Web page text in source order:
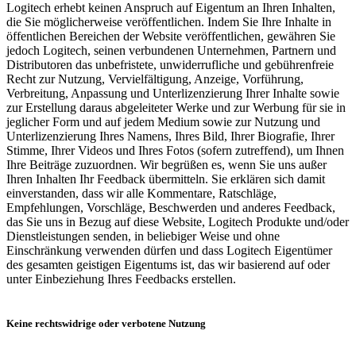
Logitech erhebt keinen Anspruch auf Eigentum an Ihren Inhalten,
die Sie möglicherweise veröffentlichen. Indem Sie Ihre Inhalte in
öffentlichen Bereichen der Website veröffentlichen, gewähren Sie
jedoch Logitech, seinen verbundenen Unternehmen, Partnern und
Distributoren das unbefristete, unwiderrufliche und gebührenfreie
Recht zur Nutzung, Vervielfältigung, Anzeige, Vorführung,
Verbreitung, Anpassung und Unterlizenzierung Ihrer Inhalte sowie
zur Erstellung daraus abgeleiteter Werke und zur Werbung für sie in
jeglicher Form und auf jedem Medium sowie zur Nutzung und
Unterlizenzierung Ihres Namens, Ihres Bild, Ihrer Biografie, Ihrer
Stimme, Ihrer Videos und Ihres Fotos (sofern zutreffend), um Ihnen
Ihre Beiträge zuzuordnen. Wir begrüßen es, wenn Sie uns außer
Ihren Inhalten Ihr Feedback übermitteln. Sie erklären sich damit
einverstanden, dass wir alle Kommentare, Ratschläge,
Empfehlungen, Vorschläge, Beschwerden und anderes Feedback,
das Sie uns in Bezug auf diese Website, Logitech Produkte und/oder
Dienstleistungen senden, in beliebiger Weise und ohne
Einschränkung verwenden dürfen und dass Logitech Eigentümer
des gesamten geistigen Eigentums ist, das wir basierend auf oder
unter Einbeziehung Ihres Feedbacks erstellen.
Keine rechtswidrige oder verbotene Nutzung